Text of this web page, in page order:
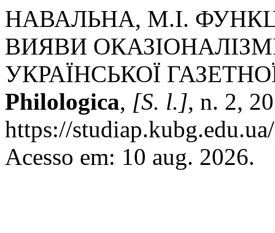
НАВАЛЬНА, М.І.
ВИЯВИ
УКРАЇНСЬКОЇ
Philologica, [S. l.], n. 2,
https://
Acesso em: 10 aug. 2026.